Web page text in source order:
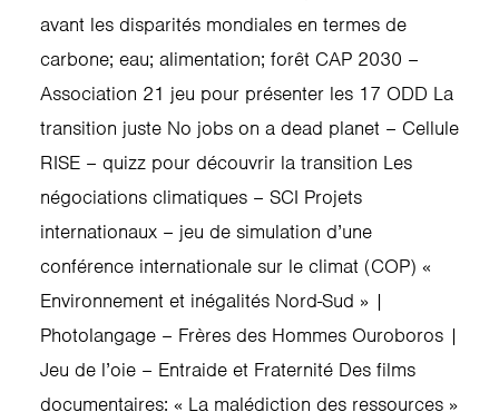
avant les disparités mondiales en termes de
carbone; eau; alimentation; forêt CAP 2030 –
Association 21 jeu pour présenter les 17 ODD La
transition juste No jobs on a dead planet – Cellule
RISE – quizz pour découvrir la transition Les
négociations climatiques – SCI Projets
internationaux – jeu de simulation d’une
conférence internationale sur le climat (COP) «
Environnement et inégalités Nord-Sud » |
Photolangage – Frères des Hommes Ouroboros |
Jeu de l’oie – Entraide et Fraternité Des films
documentaires: « La malédiction des ressources »